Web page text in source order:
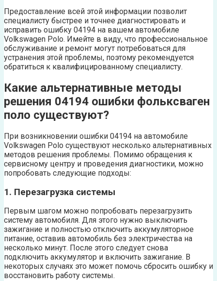
Предоставление всей этой информации позволит
специалисту быстрее и точнее диагностировать и
исправить ошибку 04194 на вашем автомобиле
Volkswagen Polo. Имейте в виду, что профессиональное
обслуживание и ремонт могут потребоваться для
устранения этой проблемы, поэтому рекомендуется
обратиться к квалифицированному специалисту.
Какие альтернативные методы
решения 04194 ошибки фольксваген
поло существуют?
При возникновении ошибки 04194 на автомобиле
Volkswagen Polo существуют несколько альтернативных
методов решения проблемы. Помимо обращения к
сервисному центру и проведения диагностики, можно
попробовать следующие подходы:
1. Перезагрузка системы
Первым шагом можно попробовать перезагрузить
систему автомобиля. Для этого нужно выключить
зажигание и полностью отключить аккумуляторное
питание, оставив автомобиль без электричества на
несколько минут. После этого следует снова
подключить аккумулятор и включить зажигание. В
некоторых случаях это может помочь сбросить ошибку и
восстановить работу системы.